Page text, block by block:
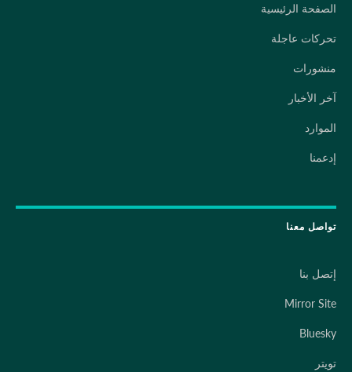
الصفحة الرئيسية
تحركات عاجلة
منشورات
آخر الأخبار
الموارد
إدعمنا
تواصل معنا
إتصل بنا
Mirror Site
Bluesky
تويتر